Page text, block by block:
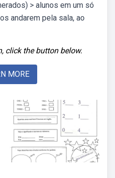
> alunos em um só
andarem pela sala, ao
click the button below.
MORE